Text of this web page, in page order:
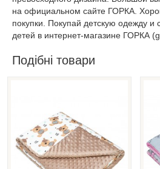
на официальном сайте ГОРКА.
покупки. Покупай детскую одежду и
детей в интернет-магазине ГОРКА
Подібні товари